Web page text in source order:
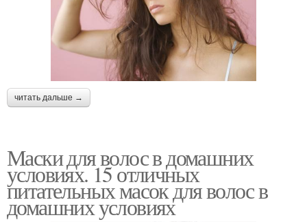
читать дальше →
Маски для волос в домашних
условиях. 15 отличных
питательных масок для волос в
домашних условиях